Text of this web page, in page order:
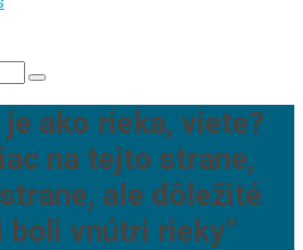
ako rieka, viete?
na tejto strane,
ale dôležité
boli vnútri rieky“